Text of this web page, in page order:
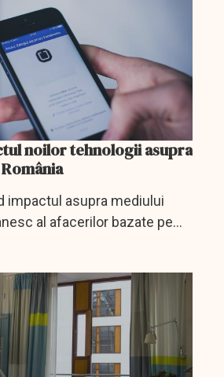
noilor tehnologii asupra
impactul asupra mediului
al afacerilor bazate pe
realizată în prezent de